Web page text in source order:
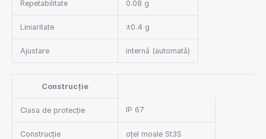
Repetabilitate 0.08 g
Liniaritate ±0.4 g
Ajustare internă (automată)
Construcție
Clasa de protecție IP 67
Construcție oțel moale St3S